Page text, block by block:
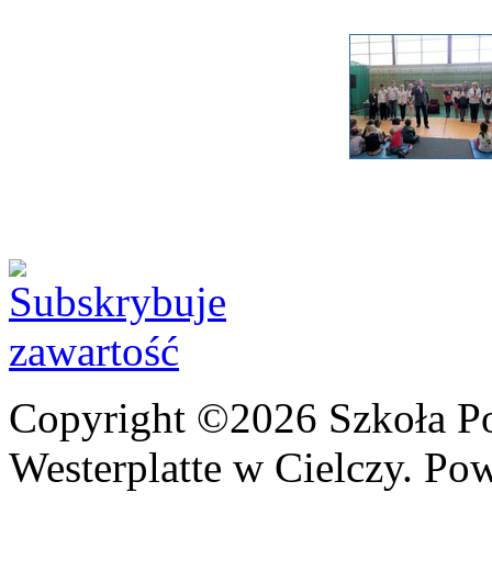
Copyright ©2026 Szkoła
Westerplatte w Cielczy.